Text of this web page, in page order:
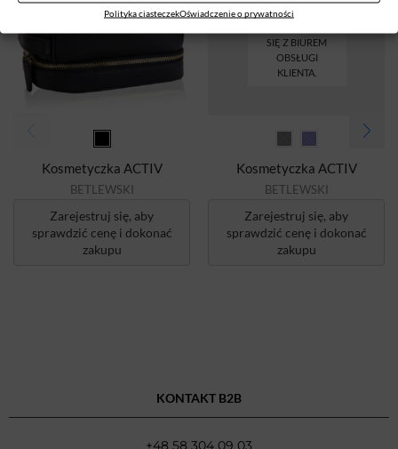
Polityka ciasteczekOświadczenie o prywatności
Kosmetyczka ACTIV
BETLEWSKI
Zarejestruj się, aby
sprawdzić cenę i dokonać
zakupu
OGRANICZONA,
SIĘ Z BIUREM
OBSŁUGI
KLIENTA.
Kosmetyczka ACTIV
BETLEWSKI
Zarejestruj się, aby
sprawdzić cenę i dokonać
zakupu
KONTAKT B2B
+48 58 304 09 03